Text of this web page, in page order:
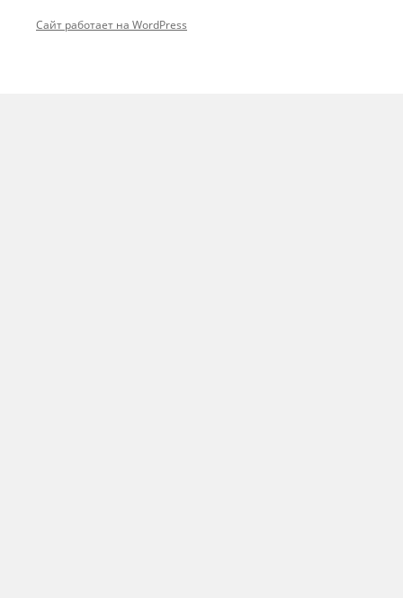
Сайт работает на WordPress